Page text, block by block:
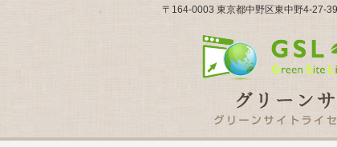
〒164-0003 東京都中野区東中野4-27-